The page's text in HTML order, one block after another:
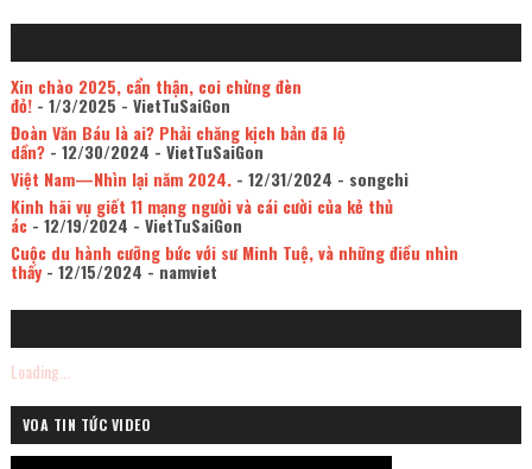
Xin chào 2025, cẩn thận, coi chừng đèn
đỏ!- 1/3/2025 - VietTuSaiGon
Đoàn Văn Báu là ai? Phải chăng kịch bản đã lộ
dần?- 12/30/2024 - VietTuSaiGon
Việt Nam—Nhìn lại năm 2024.- 12/31/2024 - songchi
Kinh hãi vụ giết 11 mạng người và cái cười của kẻ thủ
ác- 12/19/2024 - VietTuSaiGon
Cuộc du hành cưỡng bức với sư Minh Tuệ, và những điều nhìn
thấy- 12/15/2024 - namviet
Loading...
VOA TIN TỨC VIDEO